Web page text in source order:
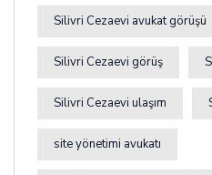
Silivri Cezaevi avukat görüşü
Silivri Cezaevi görüş
Silivri Cezaevi ulaşım
site yönetimi avukatı